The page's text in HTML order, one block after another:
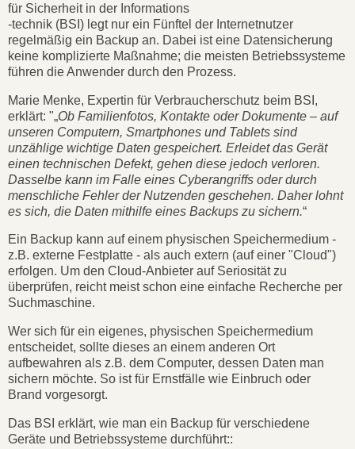
für Sicherheit in der Informations
-technik (BSI) legt nur ein Fünftel der Internetnutzer
regelmäßig ein Backup an. Dabei ist eine Datensicherung
keine komplizierte Maßnahme; die meisten Betriebssysteme
führen die Anwender durch den Prozess.
Marie Menke, Expertin für Verbraucherschutz beim BSI,
erklärt: "„Ob Familienfotos, Kontakte oder Dokumente – auf
unseren Computern, Smartphones und Tablets sind
unzählige wichtige Daten gespeichert. Erleidet das Gerät
einen technischen Defekt, gehen diese jedoch verloren.
Dasselbe kann im Falle eines Cyberangriffs oder durch
menschliche Fehler der Nutzenden geschehen. Daher lohnt
es sich, die Daten mithilfe eines Backups zu sichern.“
Ein Backup kann auf einem physischen Speichermedium -
z.B. externe Festplatte - als auch extern (auf einer "Cloud")
erfolgen. Um den Cloud-Anbieter auf Seriosität zu
überprüfen, reicht meist schon eine einfache Recherche per
Suchmaschine.
Wer sich für ein eigenes, physischen Speichermedium
entscheidet, sollte dieses an einem anderen Ort
aufbewahren als z.B. dem Computer, dessen Daten man
sichern möchte. So ist für Ernstfälle wie Einbruch oder
Brand vorgesorgt.
Das BSI erklärt, wie man ein Backup für verschiedene
Geräte und Betriebssysteme durchführt::